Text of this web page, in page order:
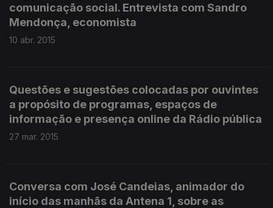
comunicação social. Entrevista com Sandro
Mendonça, economista
10 abr. 2015
Questões e sugestões colocadas por ouvintes
a propósito de programas, espaços de
informação e presença online da Rádio pública
27 mar. 2015
Conversa com José Candeias, animador do
início das manhãs da Antena 1, sobre as